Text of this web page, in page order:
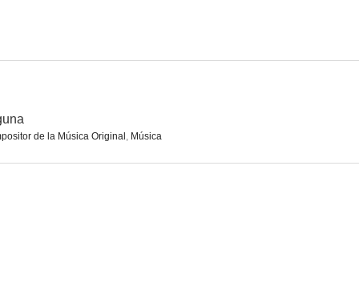
de la Música Original , Música